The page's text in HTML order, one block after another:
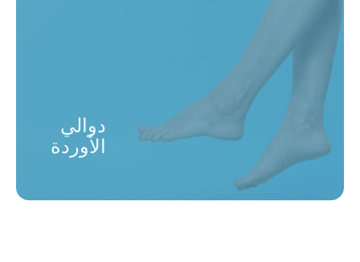
دوالي
الأوردة